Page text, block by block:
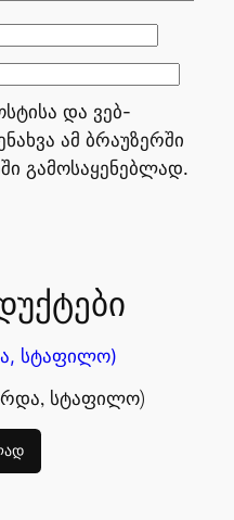
და ვებ-
ამ ბრაუზერში
გამოსაყენებლად.
სტაფილო)